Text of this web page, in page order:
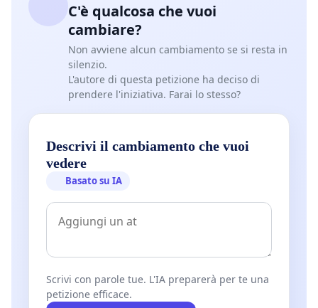
C'è qualcosa che vuoi
cambiare?
Non avviene alcun cambiamento se si resta in
silenzio.
L'autore di questa petizione ha deciso di
prendere l'iniziativa. Farai lo stesso?
Descrivi il cambiamento che vuoi
vedere
Basato su IA
Scrivi con parole tue. L'IA preparerà per te una
petizione efficace.